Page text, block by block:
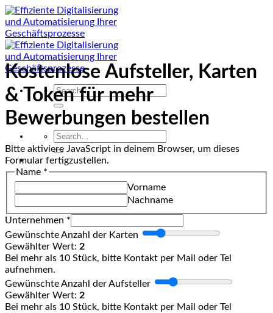
Zum
Inhalt
springen
Search
for:
Search
for:
Kostenlose Aufsteller, Karten
& Token für mehr
Bewerbungen bestellen
Bitte aktiviere JavaScript in deinem Browser, um dieses
Formular fertigzustellen.
Name *
Vorname
Nachname
Unternehmen *
Gewünschte Anzahl der Karten
Gewählter Wert: 2
Bei mehr als 10 Stück, bitte Kontakt per Mail oder Tel
aufnehmen.
Gewünschte Anzahl der Aufsteller
Gewählter Wert: 2
Bei mehr als 10 Stück, bitte Kontakt per Mail oder Tel